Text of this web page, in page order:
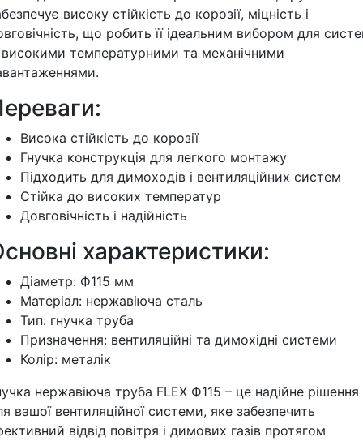
високу стійкість до корозії, міцність і
що робить її ідеальним вибором для
високими температурними та механічними
Висока стійкість до корозії
Гнучка конструкція для легкого монтажу
Підходить для димоходів і вентиляційних систем
Стійка до високих температур
Довговічність і надійність
характеристики:
Діаметр: Ф115 мм
Матеріал: нержавіюча сталь
Тип: гнучка труба
Призначення: вентиляційні та димохідні системи
Колір: металік
нержавіюча труба FLEX Ф115 – це надійне рішення
вашої вентиляційної системи, яке забезпечить
відвід повітря і димових газів протягом